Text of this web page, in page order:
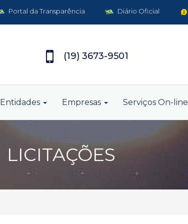
Diário Oficial
Portal da Transparência
(19) 3673-9501
Entidades Empresas Serviços On-line
LICITAÇÕES